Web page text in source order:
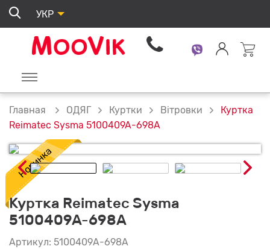
УКР
Главная ОДЯГ Куртки Вітровки
Куртка
Reimatec Sysma 5100409A-698A
Куртка Reimatec Sysma
5100409A-698A
Артикул: 5100409A-698A